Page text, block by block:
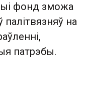
фонд зможа
на
патрэбы.